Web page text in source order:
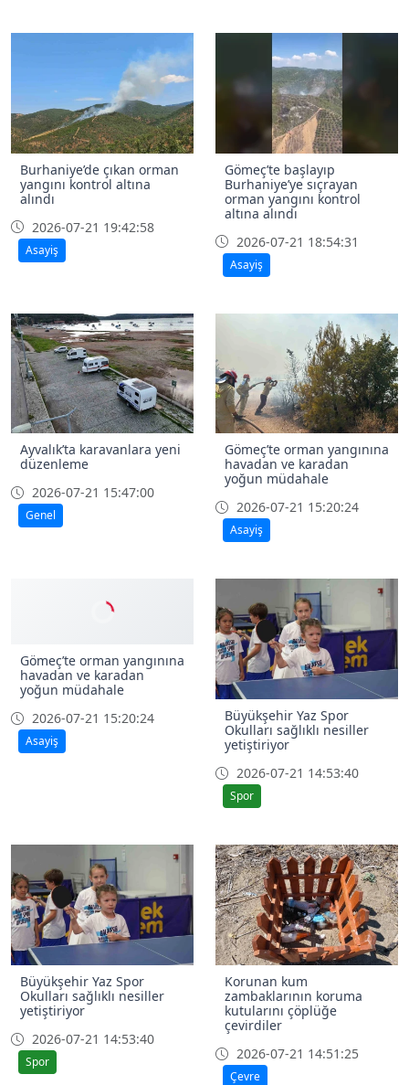
Burhaniye’de çıkan orman
yangını kontrol altına
alındı
2026-07-21 19:42:58
Asayiş
Gömeç’te başlayıp
Burhaniye’ye sıçrayan
orman yangını kontrol
altına alındı
2026-07-21 18:54:31
Asayiş
Ayvalık’ta karavanlara yeni
düzenleme
2026-07-21 15:47:00
Genel
Gömeç’te orman yangınına
havadan ve karadan
yoğun müdahale
2026-07-21 15:20:24
Asayiş
Gömeç’te orman yangınına
havadan ve karadan
yoğun müdahale
2026-07-21 15:20:24
Asayiş
Büyükşehir Yaz Spor
Okulları sağlıklı nesiller
yetiştiriyor
2026-07-21 14:53:40
Spor
Büyükşehir Yaz Spor
Okulları sağlıklı nesiller
yetiştiriyor
2026-07-21 14:53:40
Spor
Korunan kum
zambaklarının koruma
kutularını çöplüğe
çevirdiler
2026-07-21 14:51:25
Çevre